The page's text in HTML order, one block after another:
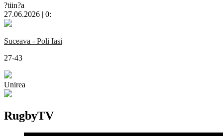
?tiin?a
27.06.2026 | 0:
Suceava - Poli Iasi
27-43
Unirea
RugbyTV